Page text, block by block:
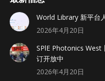
World Library 新平台
2026年4月20日
SPlE Photonics West
订开放中
2026年4月20日